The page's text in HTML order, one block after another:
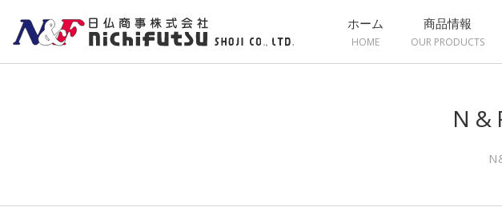
ホーム
HOME
商品情報
OUR PRODUCTS